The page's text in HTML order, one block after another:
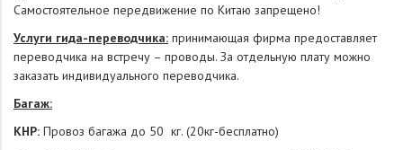
Самостоятельное передвижение по Китаю запрещено!
Услуги гида-переводчика: принимающая фирма предоставляет
переводчика на встречу – проводы. За отдельную плату можно
заказать индивидуального переводчика.
Багаж:
КНР: Провоз багажа до 50 кг. (20кг-бесплатно)